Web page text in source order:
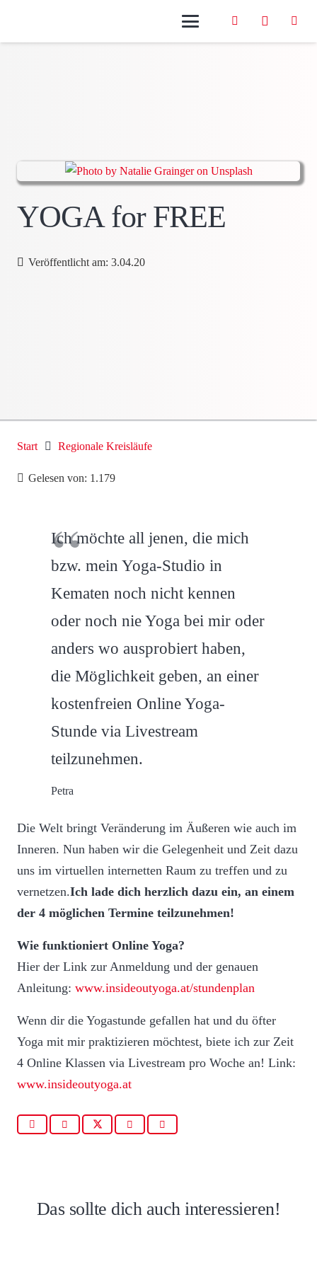
YOGA for FREE
Veröffentlicht am:3.04.20
Start Regionale Kreisläufe
Gelesen von: 1.179
Ich möchte all jenen, die mich
bzw. mein Yoga-Studio in
Kematen noch nicht kennen
oder noch nie Yoga bei mir oder
anders wo ausprobiert haben,
die Möglichkeit geben, an einer
kostenfreien Online Yoga-
Stunde via Livestream
teilzunehmen.
Petra
Die Welt bringt Veränderung im Äußeren wie auch im
Inneren. Nun haben wir die Gelegenheit und Zeit dazu
uns im virtuellen internetten Raum zu treffen und zu
vernetzen.Ich lade dich herzlich dazu ein, an einem
der 4 möglichen Termine teilzunehmen!
Wie funktioniert Online Yoga?
Hier der Link zur Anmeldung und der genauen
Anleitung: www.insideoutyoga.at/stundenplan
Wenn dir die Yogastunde gefallen hat und du öfter
Yoga mit mir praktizieren möchtest, biete ich zur Zeit
4 Online Klassen via Livestream pro Woche an! Link:
www.insideoutyoga.at
Das sollte dich auch interessieren!
The
Bute
Möglichkeiten! Sperlinge